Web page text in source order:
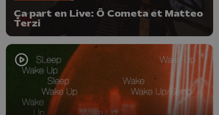
Ça part en Live: Ô Cometa et Matteo
Terzi